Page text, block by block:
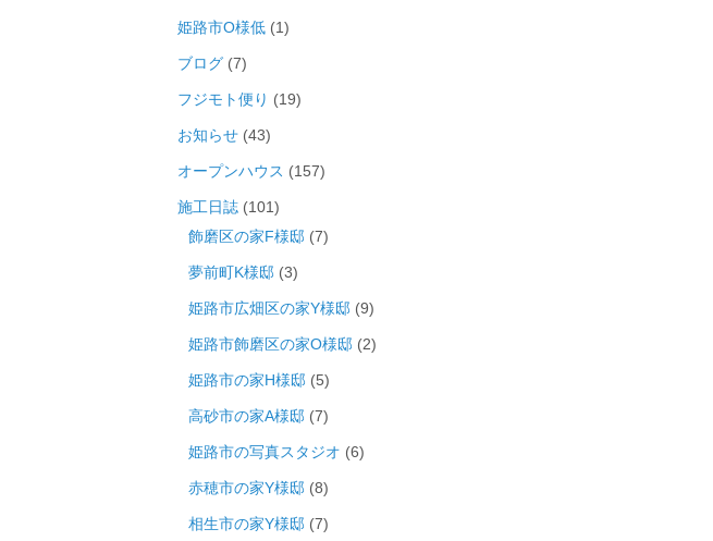
姫路市O様低 (1)
ブログ (7)
フジモト便り (19)
お知らせ (43)
オープンハウス (157)
施工日誌 (101)
飾磨区の家F様邸 (7)
夢前町K様邸 (3)
姫路市広畑区の家Y様邸 (9)
姫路市飾磨区の家O様邸 (2)
姫路市の家H様邸 (5)
高砂市の家A様邸 (7)
姫路市の写真スタジオ (6)
赤穂市の家Y様邸 (8)
相生市の家Y様邸 (7)